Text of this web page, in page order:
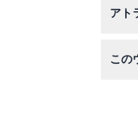
アト
この